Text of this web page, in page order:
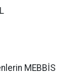
MEBBİS